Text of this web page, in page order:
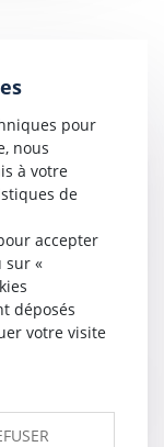
vous aider à
pour
nous
à votre
de
accepter
sur «
déposés
votre visite